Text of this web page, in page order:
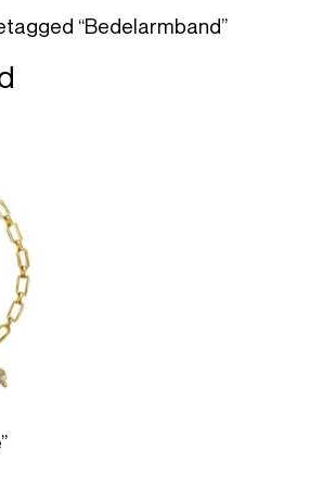
“Bedelarmband”